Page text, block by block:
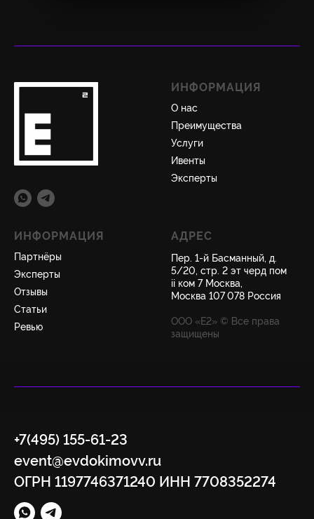
ИНФОРМАЦИЯ
О нас
Преимущества
Услуги
Ивенты
Эксперты
ИНФОРМАЦИЯ
Партнёры
Эксперты
Отзывы
Статьи
Ревью
АДРЕС
Пер. 1-й Басманный, д.
5/20, стр. 2 эт черд пом
ii ком 7 Москва,
Москва 107 078 Россия
ООО «Е2» © Все права
защищены
+7(495) 155-61-23
event@evdokimovv.ru
ОГРН 1197746371240 ИНН 7708352274